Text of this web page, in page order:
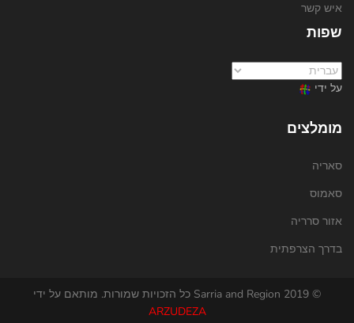
איש קשר
שפות
על ידי
מומלצים
סאריה
סאמוס
אזור סרריה
בדרך הצרפתית
© 2019 Sarria and Region כל הזכויות שמורות. מותאם על ידי
ARZUDEZA